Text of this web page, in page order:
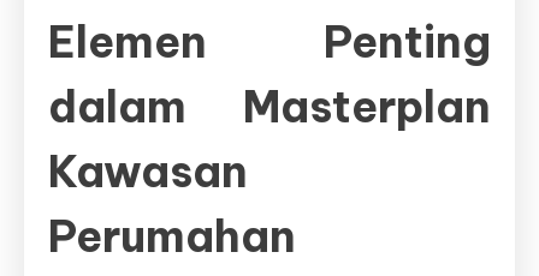
Elemen Penting
dalam Masterplan
Kawasan
Perumahan